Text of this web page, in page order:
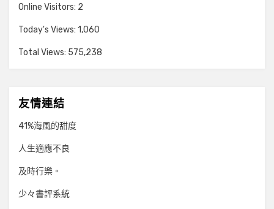
Online Visitors: 2
Today's Views: 1,060
Total Views: 575,238
友情連結
41%海風的甜度
人生適應不良
及時行樂。
少々書評系統